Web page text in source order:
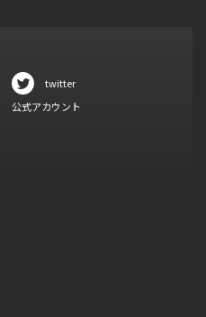
twitter
公式アカウント